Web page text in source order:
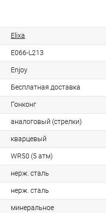
Elixa
E066-L213
Enjoy
Бесплатная доставка
Гонконг
аналоговый (стрелки)
кварцевый
WR50 (5 атм)
нерж. сталь
нерж. сталь
минеральное